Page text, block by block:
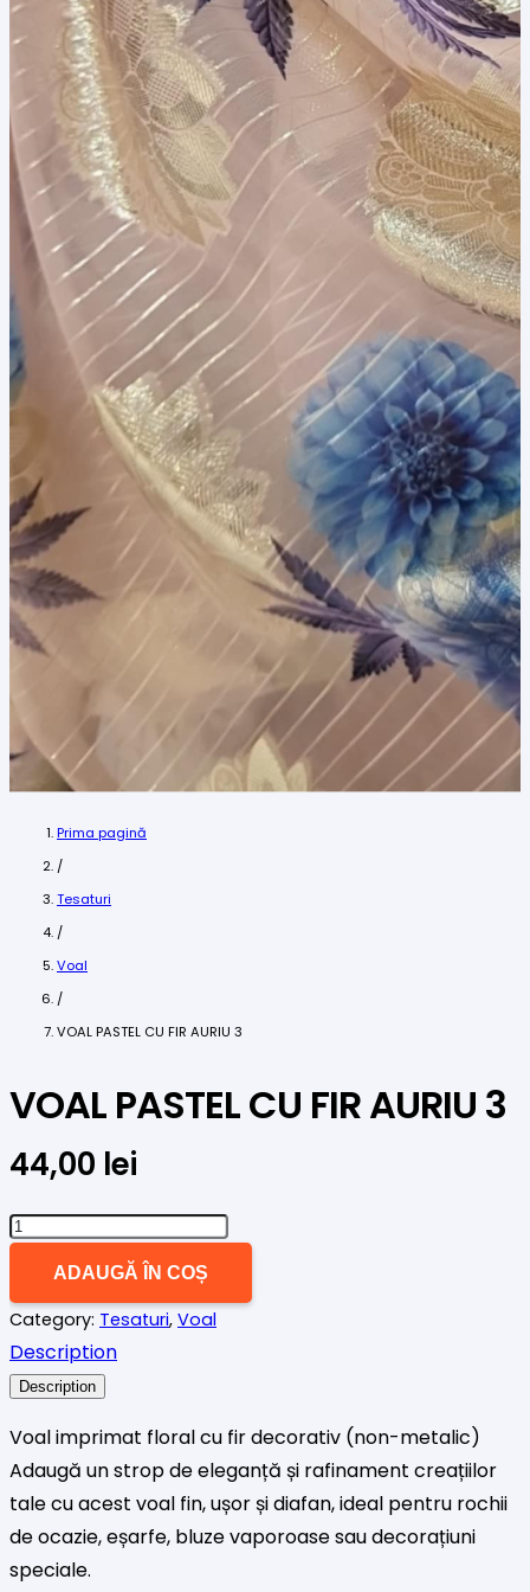
Prima pagină
/
Tesaturi
/
Voal
/
VOAL PASTEL CU FIR AURIU 3
VOAL PASTEL CU FIR AURIU 3
44,00 lei
Cantitate
CU
FIR
AURIU
ADAUGĂ ÎN COȘ
Category: Tesaturi, Voal
Description
Description
Voal imprimat floral cu fir decorativ (non-metalic)
Adaugă un strop de eleganță și rafinament creațiilor
tale cu acest voal fin, ușor și diafan, ideal pentru rochii
de ocazie, eșarfe, bluze vaporoase sau decorațiuni
speciale.